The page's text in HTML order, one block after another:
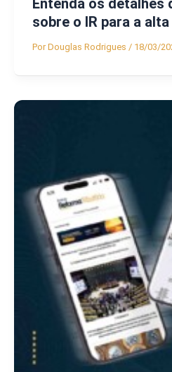
sobre o IR para a
PorDouglas Rodrigues / 18/03/